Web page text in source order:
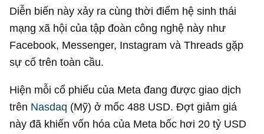
Diễn biến này xảy ra cùng thời điểm hệ sinh thái
mạng xã hội của tập đoàn công nghệ này như
Facebook, Messenger, Instagram và Threads gặp
sự cố trên toàn cầu.
Hiện mỗi cổ phiếu của Meta đang được giao dịch
trên Nasdaq (Mỹ) ở mốc488 USD. Đợt giảm giá
này đã khiến vốn hóa của Meta bốc hơi 20 tỷ USD